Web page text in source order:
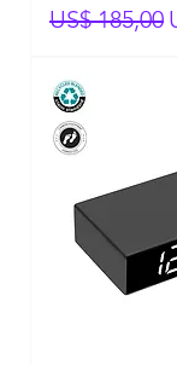
Normale
US$ 185,00